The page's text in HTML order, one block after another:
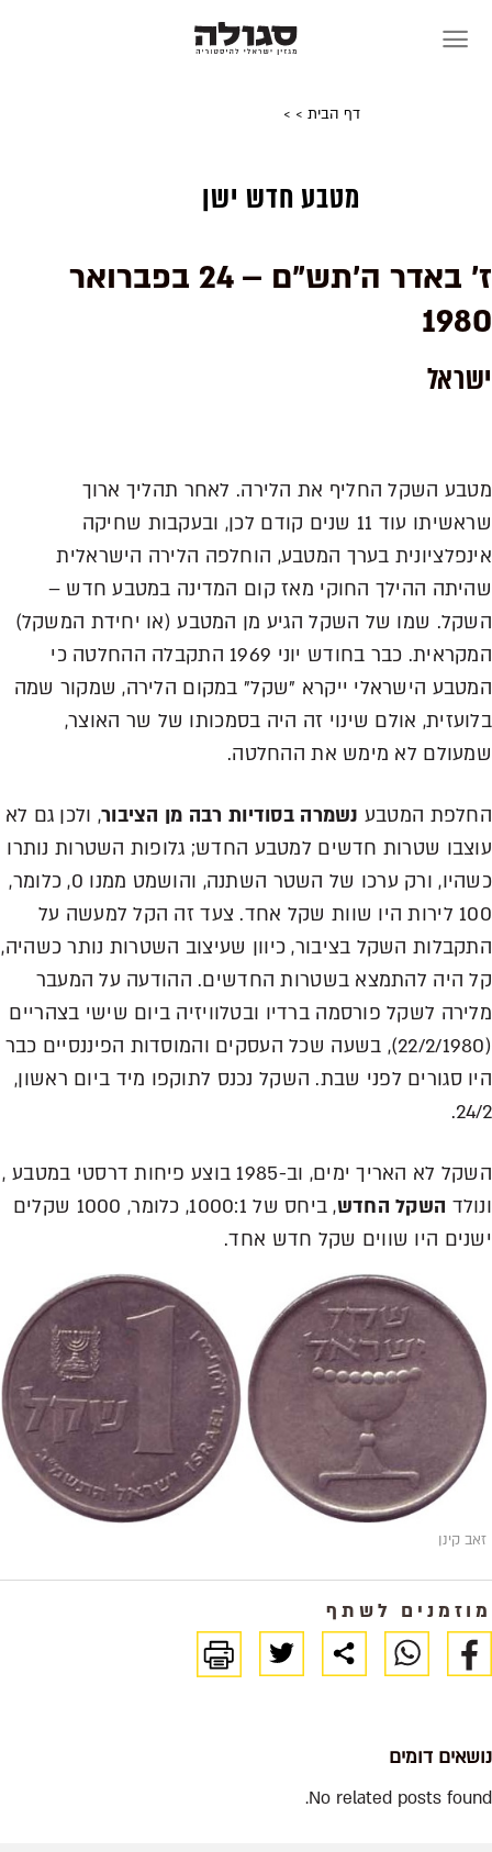
דף הבית >
>
מטבע חדש ישן
ז' באדר ה'תש"ם – 24 בפברואר
1980
ישראל
מטבע השקל החליף את הלירה. לאחר תהליך ארוך
שראשיתו עוד 11 שנים קודם לכן, ובעקבות שחיקה
אינפלציונית בערך המטבע, הוחלפה הלירה הישראלית
שהיתה ההילך החוקי מאז קום המדינה במטבע חדש –
השקל. שמו של השקל הגיע מן המטבע (או יחידת המשקל)
המקראית. כבר בחודש יוני 1969 התקבלה ההחלטה כי
המטבע הישראלי ייקרא "שקל" במקום הלירה, שמקור שמה
בלועזית, אולם שינוי זה היה בסמכותו של שר האוצר,
שמעולם לא מימש את ההחלטה.
החלפת המטבע נשמרה בסודיות רבה מן הציבור, ולכן גם לא
עוצבו שטרות חדשים למטבע החדש; גלופות השטרות נותרו
כשהיו, ורק ערכו של השטר השתנה, והושמט ממנו 0, כלומר,
100 לירות היו שוות שקל אחד. צעד זה הקל למעשה על
התקבלות השקל בציבור, כיוון שעיצוב השטרות נותר כשהיה,
קל היה להתמצא בשטרות החדשים. ההודעה על המעבר
מלירה לשקל פורסמה ברדיו ובטלוויזיה ביום שישי בצהריים
(22/2/1980), בשעה שכל העסקים והמוסדות הפיננסיים כבר
היו סגורים לפני שבת. השקל נכנס לתוקפו מיד ביום ראשון,
24/2.
השקל לא האריך ימים, וב-1985 בוצע פיחות דרסטי במטבע ,
ונולד השקל החדש
, ביחס של 1000:1, כלומר, 1000 שקלים
ישנים היו שווים שקל חדש אחד.
זאב קינן
מוזמנים לשתף
נושאים דומים
No related posts found.